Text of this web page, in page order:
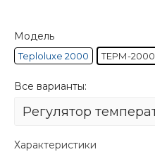
Модель
Teploluxe 2000 ТЕРМ-2000
Все варианты:
Характеристики